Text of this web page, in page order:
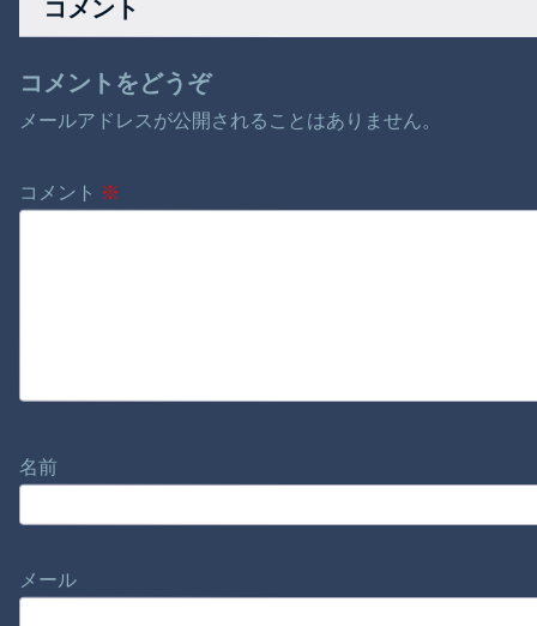
コメント
コメントをどうぞ
メールアドレスが公開されることはありません。
コメント ※
名前
メール